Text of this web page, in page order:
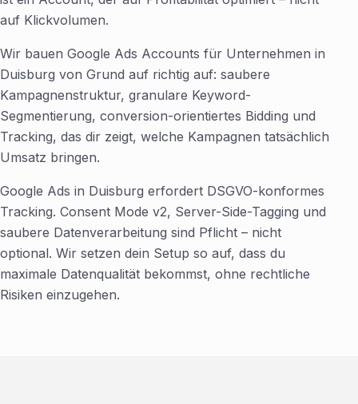
auf Klickvolumen.
Wir bauen Google Ads Accounts für Unternehmen in
Duisburg von Grund auf richtig auf: saubere
Kampagnenstruktur, granulare Keyword-
Segmentierung, conversion-orientiertes Bidding und
Tracking, das dir zeigt, welche Kampagnen tatsächlich
Umsatz bringen.
Google Ads in Duisburg erfordert DSGVO-konformes
Tracking. Consent Mode v2, Server-Side-Tagging und
saubere Datenverarbeitung sind Pflicht – nicht
optional. Wir setzen dein Setup so auf, dass du
maximale Datenqualität bekommst, ohne rechtliche
Risiken einzugehen.